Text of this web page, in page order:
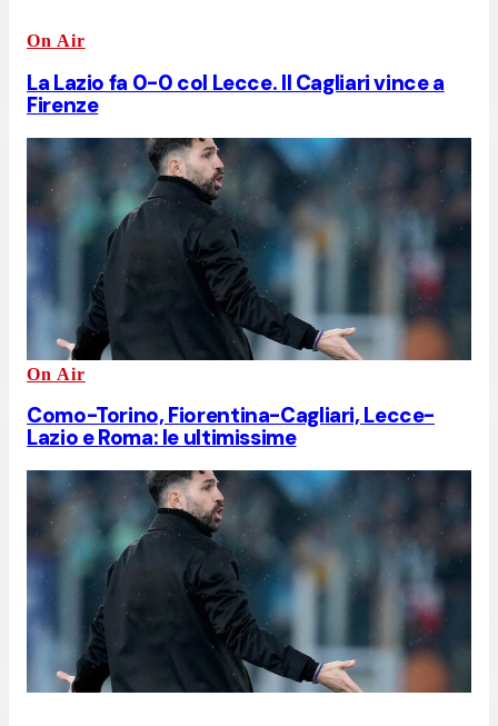
On Air
La Lazio fa 0-0 col Lecce. Il Cagliari vince a
Firenze
On Air
Como-Torino, Fiorentina-Cagliari, Lecce-
Lazio e Roma: le ultimissime